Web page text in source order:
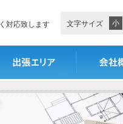
対応致します 文字サイズ 小